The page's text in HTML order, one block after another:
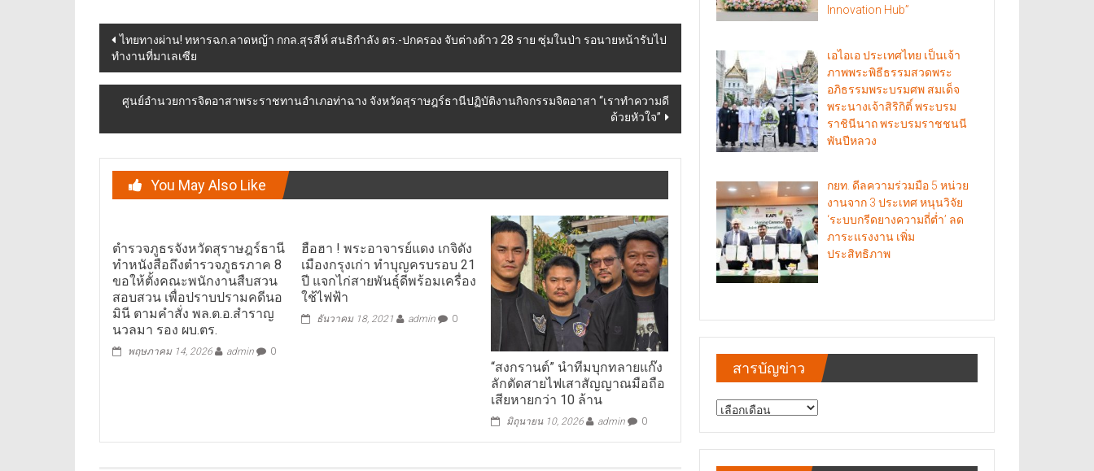
Post
navigation
ไทยทางผ่าน! ทหารฉก.ลาดหญ้า กกล.สุรสีห์ สนธิกำลัง ตร.-ปกครอง จับต่างด้าว 28 ราย ซุ่มในป่า รอนายหน้ารับไป
ทำงานที่มาเลเซีย
ศูนย์อำนวยการจิตอาสาพระราชทานอำเภอท่าฉาง จังหวัดสุราษฎร์ธานีปฏิบัติงานกิจกรรมจิตอาสา “เราทำความดี
ด้วยหัวใจ”
You May Also Like
ตำรวจภูธรจังหวัดสุราษฎร์ธานี
ทำหนังสือถึงตำรวจภูธรภาค 8
ขอให้ตั้งคณะพนักงานสืบสวน
สอบสวน เพื่อปราบปรามคดีนอ
มินี ตามคำสั่ง พล.ต.อ.สำราญ
นวลมา รอง ผบ.ตร.
พฤษภาคม 14, 2026 admin 0
ฮือฮา ! พระอาจารย์แดง เกจิดัง
เมืองกรุงเก่า ทำบุญครบรอบ 21
ปี แจกไก่สายพันธุ์ดีพร้อมเครื่อง
ใช้ไฟฟ้า
ธันวาคม 18, 2021 admin 0
“สงกรานต์” นำทีมบุกทลายแก๊ง
ลักตัดสายไฟเสาสัญญาณมือถือ
เสียหายกว่า 10 ล้าน
มิถุนายน 10, 2026 admin 0
Innovation Hub”
เอไอเอ ประเทศไทย เป็นเจ้า
ภาพพระพิธีธรรมสวดพระ
อภิธรรมพระบรมศพ สมเด็จ
พระนางเจ้าสิริกิติ์ พระบรม
ราชินีนาถ พระบรมราชชนนี
พันปีหลวง
กยท. ดีลความร่วมมือ 5 หน่วย
งานจาก 3 ประเทศ หนุนวิจัย
‘ระบบกรีดยางความถี่ต่ำ’ ลด
ภาระแรงงาน เพิ่ม
ประสิทธิภาพ
สารบัญข่าว
สารบัญ